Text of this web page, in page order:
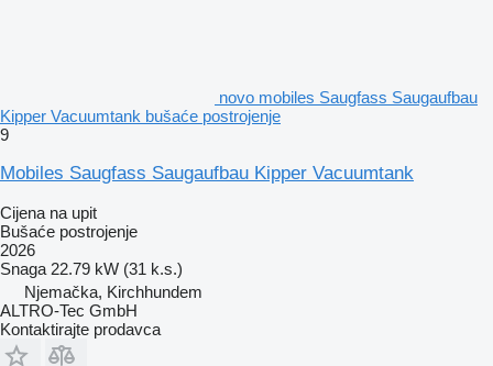
novo mobiles Saugfass Saugaufbau
Kipper Vacuumtank bušaće postrojenje
9
Mobiles Saugfass Saugaufbau Kipper Vacuumtank
Cijena na upit
Bušaće postrojenje
2026
Snaga 22.79 kW (31 k.s.)
Njemačka, Kirchhundem
ALTRO-Tec GmbH
Kontaktirajte prodavca